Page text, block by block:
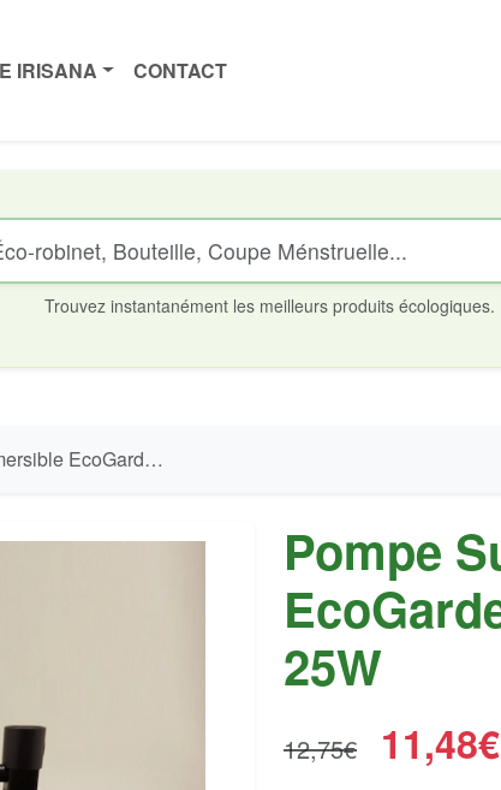
IRISANA CONTACT
Trouvez instantanément les meilleurs produits écologiques.
Irisana EG10.7 - 25W
Pompe
25W
12,75€ 11,48€